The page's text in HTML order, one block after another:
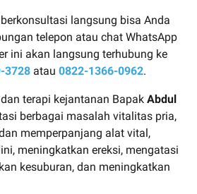
langsung bisa Anda
telepon atau chat WhatsApp
ini akan langsung terhubung ke
3728 atau 0822-1366-0962.
terapi kejantanan Bapak Abdul
berbagai masalah vitalitas pria,
memperpanjang alat vital,
meningkatkan ereksi, mengatasi
kesuburan, dan meningkatkan